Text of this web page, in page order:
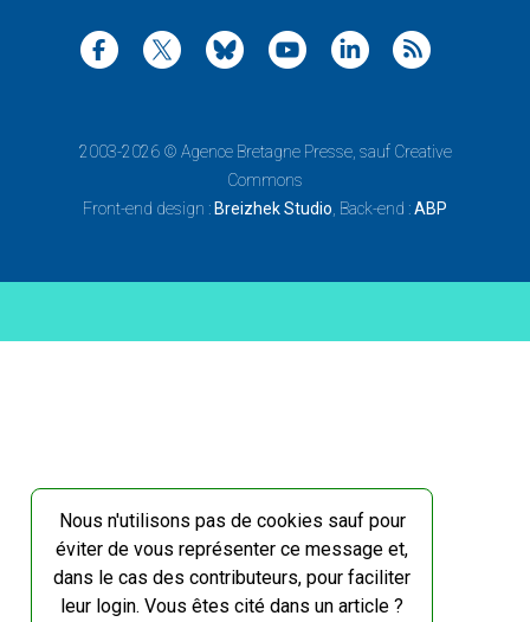
Nous n'utilisons pas de cookies sauf pour
éviter de vous représenter ce message et,
dans le cas des contributeurs, pour faciliter
leur login. Vous êtes cité dans un article ?
2003-2026 © Agence Bretagne Presse, sauf Creative
Commons
Front-end design :Breizhek Studio , Back-end :ABP